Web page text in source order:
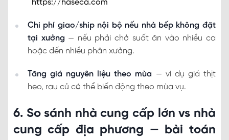
https://haseca.com
Chi phí giao/ship nội bộ nếu nhà bếp không đặt
tại xưởng — nếu phải chở suất ăn vào nhiều ca
hoặc đến nhiều phân xưởng.
Tăng giá nguyên liệu theo mùa — ví dụ giá thịt
heo, rau củ có thể biến động theo mùa vụ.
6. So sánh nhà cung cấp lớn vs nhà
cung cấp địa phương — bài toán